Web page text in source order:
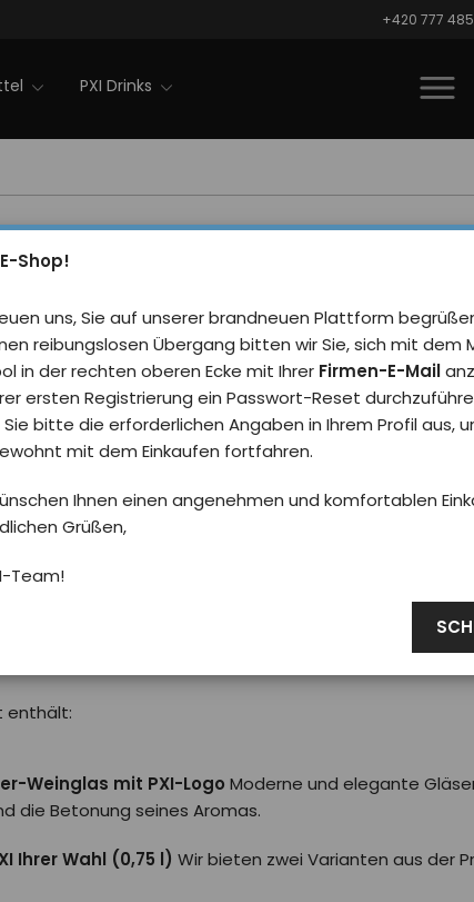
Shop!
uns, Sie auf unserer brandneuen Plattform
reibungslosen Übergang bitten wir Sie, sich mit dem
in der rechten oberen Ecke mit Ihrer Firmen-E-Mail
ersten Registrierung ein Passwort-Reset
Sie bitte die erforderlichen Angaben in Ihrem Profil aus,
mit dem Einkaufen fortfahren.
Ihnen einen angenehmen und komfortablen
Grüßen,
Team!
+420 777
PXI Drinks
Set PXI
PXI – für Momente mit außergewöhnlichem
Geschenkset für Weinliebhaber, das die Qualität,
enthält:
Weinglas mit PXI-Logo Moderne und elegante
die Betonung seines Aromas.
Ihrer Wahl (0,75 l)Wir bieten zwei Varianten aus der